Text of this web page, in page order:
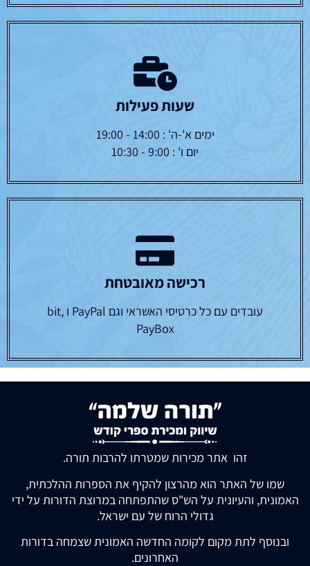
שעות פעילות
ימים א'-ה' : 14:00 - 19:00
יום ו' : 9:00 - 10:30
רכישה מאובטחת
עובדים עם כל כרטיסי האשראי וגם PayPal ו bit,
PayBox
זהו אתר מכירות שמטרתו להרבות תורה.
שמו של האתר הוא מהרצון להקיף את הספרות ההלכתית,
האמונית, והעיונית על הש"ס שהתפתחה במרוצת הדורות על ידי
גדולי הרוח של עם ישראל.
ובנוסף לתת מקום לקומה החדשה האמונית שצמחה בדורות
האחרונים.